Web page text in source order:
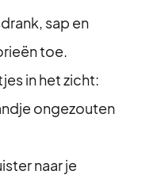
sap en
toe.
in het zicht:
ongezouten
naar je